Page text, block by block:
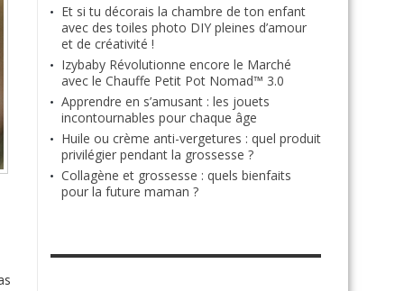
Et si tu décorais la chambre de ton enfant
avec des toiles photo DIY pleines d’amour
et de créativité !
Izybaby Révolutionne encore le Marché
avec le Chauffe Petit Pot Nomad™ 3.0
Apprendre en s’amusant : les jouets
incontournables pour chaque âge
Huile ou crème anti-vergetures : quel produit
privilégier pendant la grossesse ?
Collagène et grossesse : quels bienfaits
pour la future maman ?